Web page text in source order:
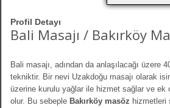
Profil Detayı
Bali Masajı / Bakırköy
Bali masajı, adından da anlaşılacağı üzere
tekniktir. Bir nevi Uzakdoğu masajı olarak
üzerine kurulu yağlar ile hizmet sağlar ve ek
olur. Bu sebeple Bakırköy masöz hizmetleri